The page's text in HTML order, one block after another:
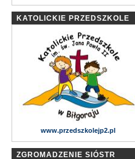
KATOLICKIE PRZEDSZKOLE
www.przedszkolejp2.pl
ZGROMADZENIE SIÓSTR